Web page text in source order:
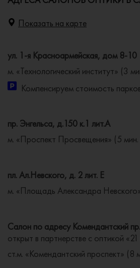
Показать на карте
ул. 1-я Красноармейская, дом 8-10
м. «Технологический институт» (3
Компенсируем стоимость
пр. Энгельса, д.150 к.1 лит.А
м. «Проспект Просвещения» (5
пл. Ал.Невского, д. 2 лит. Е
м. «Площадь Александра
Салон по адресу Комендантский
открыт в партнерстве с оптикой «21
ст.м. «Комендантский проспект» (8